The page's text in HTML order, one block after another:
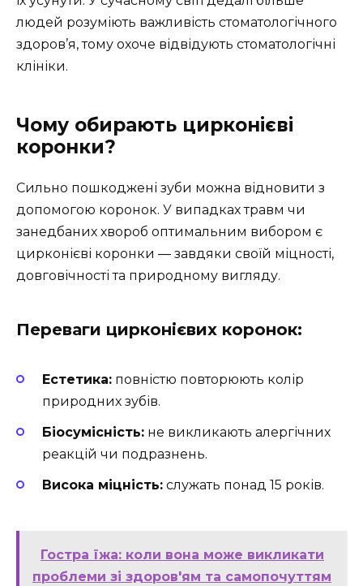
людей розуміють важливість стоматологічного
здоров’я, тому охоче відвідують стоматологічні
клініки.
Чому обирають цирконієві
коронки?
Сильно пошкоджені зуби можна відновити з
допомогою коронок. У випадках травм чи
занедбаних хвороб оптимальним вибором є
цирконієві коронки ― завдяки своїй міцності,
довговічності та природному вигляду.
Переваги цирконієвих коронок:
Естетика: повністю повторюють колір
природних зубів.
Біосумісність: не викликають алергічних
реакцій чи подразнень.
Висока міцність: служать понад 15 років.
Гостра їжа: коли вона може викликати
проблеми зі здоров'ям та самопочуттям